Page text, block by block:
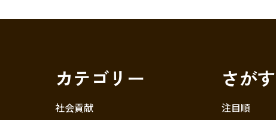
カテゴリー
社会貢献
さがす
注目順